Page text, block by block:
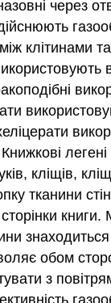
через
клітинами
кліщів,
тканини
обом
з